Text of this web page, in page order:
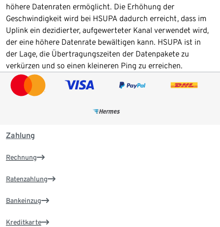
höhere Datenraten ermöglicht. Die Erhöhung der
Geschwindigkeit wird bei HSUPA dadurch erreicht, dass im
Uplink ein dezidierter, aufgewerteter Kanal verwendet wird,
der eine höhere Datenrate bewältigen kann. HSUPA ist in
der Lage, die Übertragungszeiten der Datenpakete zu
verkürzen und so einen kleineren Ping zu erreichen.
Zahlung
Rechnung
Ratenzahlung
Bankeinzug
Kreditkarte